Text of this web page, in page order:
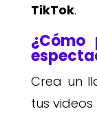
TikTok.
Crea un
tus